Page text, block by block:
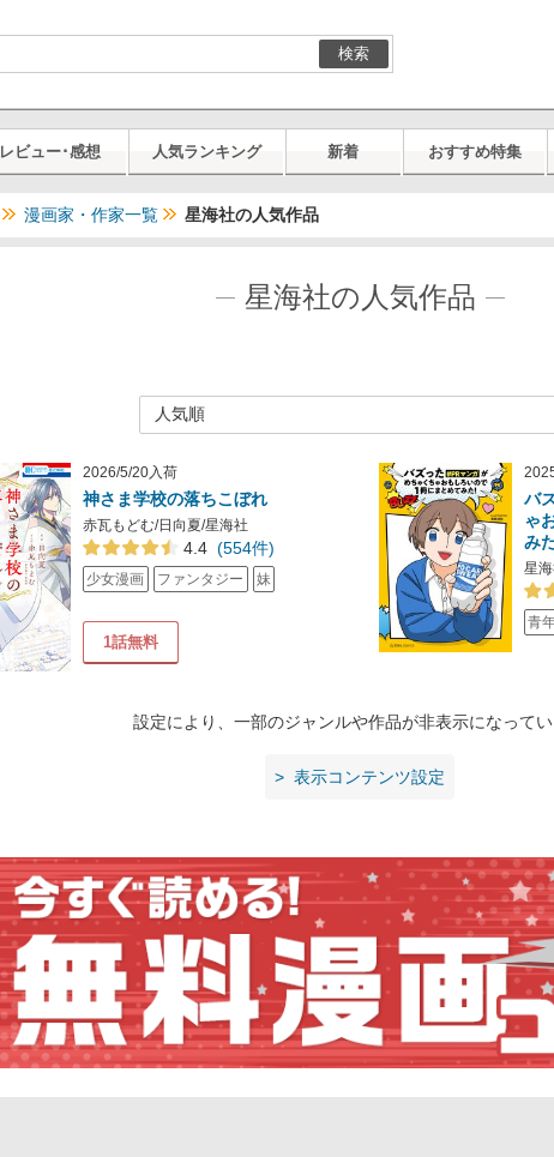
検索
レビュー･感想 人気ランキング 新着 おすすめ特集
漫画家・作家一覧 星海社の人気作品
星海社の人気作品
2026/5/20入荷
神さま学校の落ちこぼれ
赤瓦もどむ/日向夏/星海社
4.4 (554件)
少女漫画 ファンタジー 妹
1話無料
バ
ゃ
み
星
青
設定により、一部のジャンルや作品が非表示になって
表示コンテンツ設定